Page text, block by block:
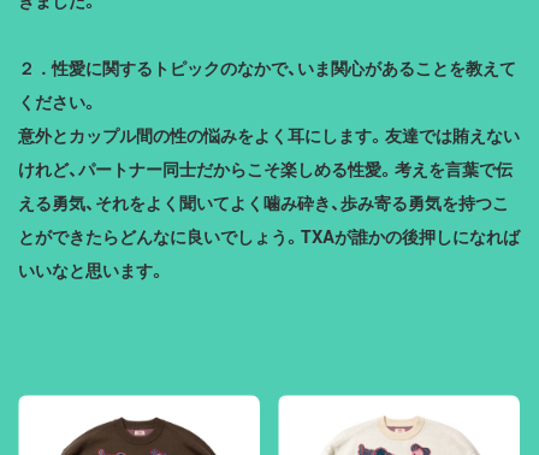
２．性愛に関するトピックのなかで、いま関心があることを教えて
ください。
意外とカップル間の性の悩みをよく耳にします。友達では賄えない
けれど、パートナー同士だからこそ楽しめる性愛。考えを言葉で伝
える勇気、それをよく聞いてよく噛み砕き、歩み寄る勇気を持つこ
とができたらどんなに良いでしょう。TXAが誰かの後押しになれば
いいなと思います。